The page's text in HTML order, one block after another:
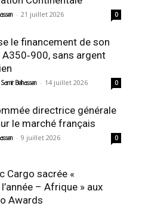
- 21 juillet 2026 0
le financement de son
sans argent
Samir Belhassen - 14 juillet 2026 0
directrice générale
le marché français
- 9 juillet 2026 0
Cargo sacrée «
– Afrique » aux
Awards